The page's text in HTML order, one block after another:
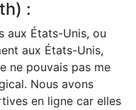
:
aux États-Unis, ou
aux États-Unis,
ne pouvais pas me
Nous avons
en ligne car elles